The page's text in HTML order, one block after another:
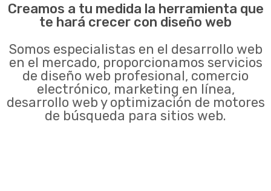
Creamos a tu medida la herramienta que
te hará crecer con diseño web
Somos especialistas en el desarrollo web
en el mercado, proporcionamos servicios
de diseño web profesional, comercio
electrónico, marketing en línea,
desarrollo web y optimización de motores
de búsqueda para sitios web.